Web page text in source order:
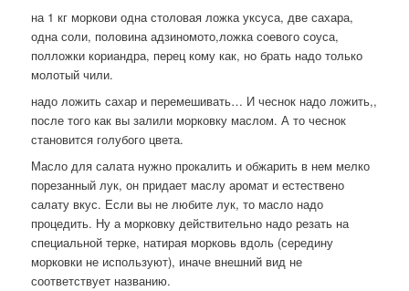
на 1 кг моркови одна столовая ложка уксуса, две сахара,
одна соли, половина адзиномото,ложка соевого соуса,
полложки кориандра, перец кому как, но брать надо только
молотый чили.
надо ложить сахар и перемешивать… И чеснок надо ложить,,
после того как вы залили морковку маслом. А то чеснок
становится голубого цвета.
Масло для салата нужно прокалить и обжарить в нем мелко
порезанный лук, он придает маслу аромат и естествено
салату вкус. Если вы не любите лук, то масло надо
процедить. Ну а морковку действительно надо резать на
специальной терке, натирая морковь вдоль (середину
морковки не используют), иначе внешний вид не
соответствует названию.